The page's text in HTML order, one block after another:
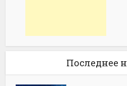
Последнее